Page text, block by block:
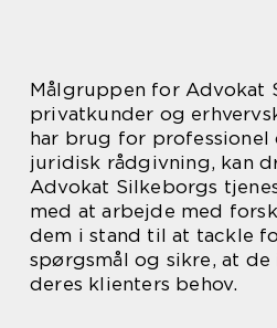
Målgruppen for Advokat
privatkunder og
har brug for professionel
juridisk rådgivning, kan
Advokat Silkeborgs
med at arbejde med
dem i stand til at tackle
spørgsmål og sikre, at
deres klienters behov.